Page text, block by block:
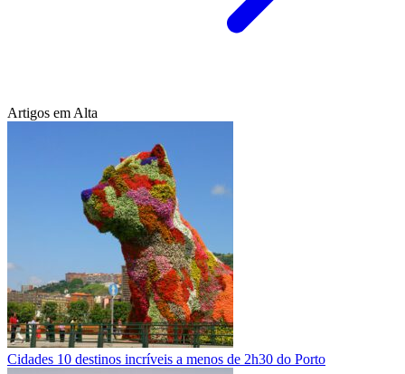
Artigos em Alta
Cidades 10 destinos incríveis a menos de 2h30 do Porto